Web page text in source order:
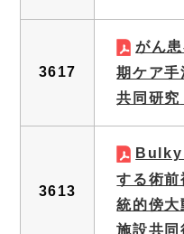
3617
がん
期ケア手
共同研究
3613
Bulky
する術前
統的傍大
施設共同